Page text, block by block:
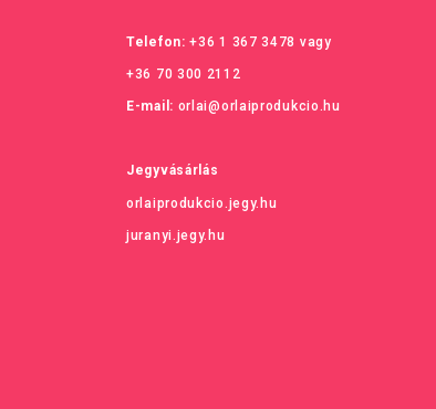
Telefon: +36 1 367 3478 vagy
+36 70 300 2112
E-mail: orlai@orlaiprodukcio.hu
Jegyvásárlás
orlaiprodukcio.jegy.hu
juranyi.jegy.hu